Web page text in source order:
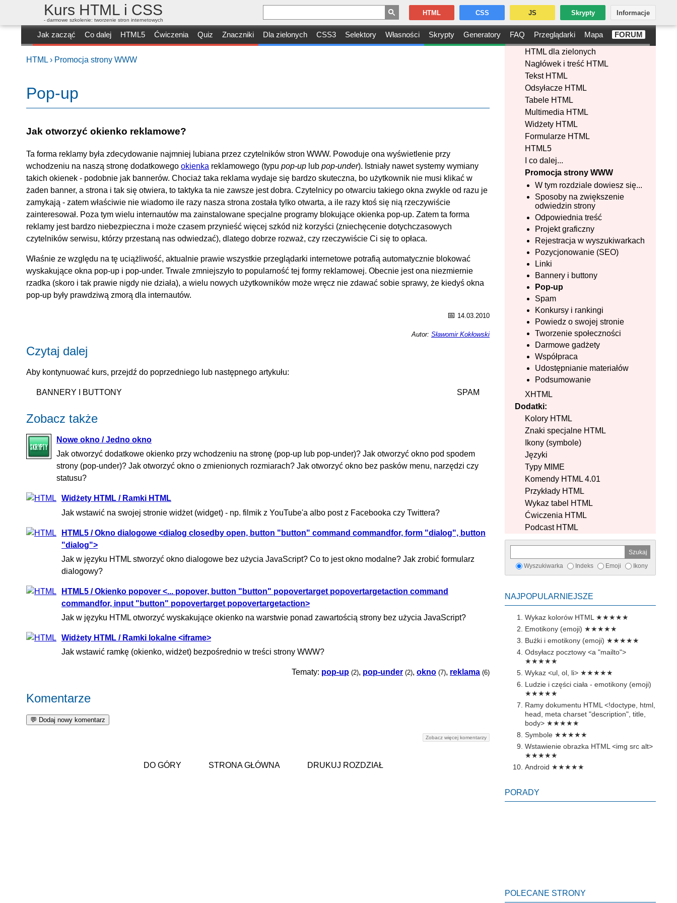
Kurs HTML i CSS
- darmowe szkolenie: tworzenie stron internetowych
Jak zacząć Co dalej HTML5 Ćwiczenia Quiz Znaczniki Dla zielonych CSS3 Selektory Własności Skrypty Generatory FAQ Przeglądarki Mapa FORUM
HTML
HTML dla zielonych
Nagłówek i treść HTML
Tekst HTML
Odsyłacze HTML
Tabele HTML
Multimedia HTML
Widżety HTML
Formularze HTML
HTML5
I co dalej...
Promocja strony WWW
W tym rozdziale dowiesz się...
Sposoby na zwiększenie
odwiedzin strony
Odpowiednia treść
Projekt graficzny
Rejestracja w wyszukiwarkach
Pozycjonowanie (SEO)
Linki
Bannery i buttony
Pop-up
Spam
Konkursy i rankingi
Powiedz o swojej stronie
Tworzenie społeczności
Darmowe gadżety
Współpraca
Udostępnianie materiałów
Podsumowanie
XHTML
Dodatki:
Kolory HTML
Znaki specjalne HTML
Ikony (symbole)
Języki
Typy MIME
Komendy HTML 4.01
Przykłady HTML
Wykaz tabel HTML
Ćwiczenia HTML
Podcast HTML
CSS JS Skrypty Informacje
Wyszukiwarka Indeks Emoji Ikony
NAJPOPULARNIEJSZE
Wykaz kolorów HTML ★★★★★
Emotikony (emoji) ★★★★★
Buźki i emotikony (emoji) ★★★★★
Odsyłacz pocztowy <a "mailto">
★★★★★
Wykaz <ul, ol, li> ★★★★★
Ludzie i części ciała - emotikony (emoji)
★★★★★
Ramy dokumentu HTML <!doctype, html,
head, meta charset "description", title,
body> ★★★★★
Symbole ★★★★★
Wstawienie obrazka HTML <img src alt>
★★★★★
Android ★★★★★
PORADY
POLECANE STRONY
HTML › Promocja strony WWW
Pop-up
Jak otworzyć okienko reklamowe?
Ta forma reklamy była zdecydowanie najmniej lubiana przez czytelników stron WWW. Powoduje ona wyświetlenie przy
wchodzeniu na naszą stronę dodatkowego okienka reklamowego (typu pop-up lub pop-under). Istniały nawet systemy wymiany
takich okienek - podobnie jak bannerów. Chociaż taka reklama wydaje się bardzo skuteczna, bo użytkownik nie musi klikać w
żaden banner, a strona i tak się otwiera, to taktyka ta nie zawsze jest dobra. Czytelnicy po otwarciu takiego okna zwykle od razu je
zamykają - zatem właściwie nie wiadomo ile razy nasza strona została tylko otwarta, a ile razy ktoś się nią rzeczywiście
zainteresował. Poza tym wielu internautów ma zainstalowane specjalne programy blokujące okienka pop-up. Zatem ta forma
reklamy jest bardzo niebezpieczna i może czasem przynieść więcej szkód niż korzyści (zniechęcenie dotychczasowych
czytelników serwisu, którzy przestaną nas odwiedzać), dlatego dobrze rozważ, czy rzeczywiście Ci się to opłaca.
Właśnie ze względu na tę uciążliwość, aktualnie prawie wszystkie przeglądarki internetowe potrafią automatycznie blokować
wyskakujące okna pop-up i pop-under. Trwale zmniejszyło to popularność tej formy reklamowej. Obecnie jest ona niezmiernie
rzadka (skoro i tak prawie nigdy nie działa), a wielu nowych użytkowników może wręcz nie zdawać sobie sprawy, że kiedyś okna
pop-up były prawdziwą zmorą dla internautów.
📅 14.03.2010
Autor: Sławomir Kokłowski
Czytaj dalej
Aby kontynuować kurs, przejdź do poprzedniego lub następnego artykułu:
BANNERY I BUTTONY SPAM
Zobacz także
Nowe okno / Jedno okno
Jak otworzyć dodatkowe okienko przy wchodzeniu na stronę (pop-up lub pop-under)? Jak otworzyć okno pod spodem
strony (pop-under)? Jak otworzyć okno o zmienionych rozmiarach? Jak otworzyć okno bez pasków menu, narzędzi czy
statusu?
Widżety HTML / Ramki HTML
Jak wstawić na swojej stronie widżet (widget) - np. filmik z YouTube'a albo post z Facebooka czy Twittera?
HTML5 / Okno dialogowe <dialog closedby open, button "button" command commandfor, form "dialog", button
"dialog">
Jak w języku HTML stworzyć okno dialogowe bez użycia JavaScript? Co to jest okno modalne? Jak zrobić formularz
dialogowy?
HTML5 / Okienko popover <... popover, button "button" popovertarget popovertargetaction command
commandfor, input "button" popovertarget popovertargetaction>
Jak w języku HTML otworzyć wyskakujące okienko na warstwie ponad zawartością strony bez użycia JavaScript?
Widżety HTML / Ramki lokalne <iframe>
Jak wstawić ramkę (okienko, widżet) bezpośrednio w treści strony WWW?
Tematy: pop-up (2), pop-under (2), okno (7), reklama (6)
Komentarze
Zobacz więcej komentarzy
DO GÓRY STRONA GŁÓWNA DRUKUJ ROZDZIAŁ